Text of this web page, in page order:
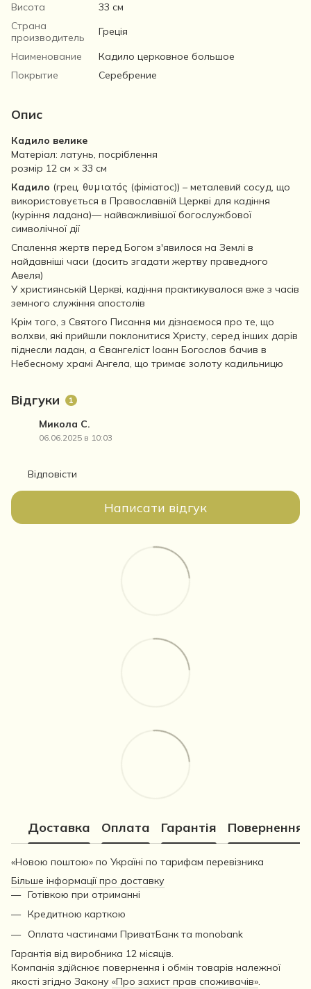
Висота
33 см
Страна
производитель
Греція
Наименование
Кадило церковное большое
Покрытие
Серебрение
Опис
Кадило велике
Матеріал: латунь, посріблення
розмір 12 см × 33 см
Кадило (грец. θυμιατός (фіміатос)) – металевий сосуд, що
використовується в Православній Церкві для кадіння
(куріння ладана)— найважливішої богослужбової
символічної дії
Спалення жертв перед Богом з'явилося на Землі в
найдавніші часи (досить згадати жертву праведного
Авеля)
У християнській Церкві, кадіння практикувалося вже з часів
земного служіння апостолів
Крім того, з Святого Писання ми дізнаємося про те, що
волхви, які прийшли поклонитися Христу, серед інших дарів
піднесли ладан, а Євангеліст Іоанн Богослов бачив в
Небесному храмі Ангела, що тримає золоту кадильницю
Відгуки 1
Микола С.
06.06.2025 в 10:03
Відповісти
Написати відгук
Доставка Оплата Гарантія Повернення
«Новою поштою» по Україні по тарифам перевізника
Більше інформації про доставку
Готівкою при отриманні
Кредитною карткою
Оплата частинами ПриватБанк та monobank
Гарантія від виробника 12 місяців.
Компанія здійснює повернення і обмін товарів належної
якості згідно Закону «Про захист прав споживачів».